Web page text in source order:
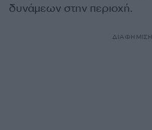
δυνάμεων στην περιοχή.
ΔΙΑΦΗΜΙΣΗ